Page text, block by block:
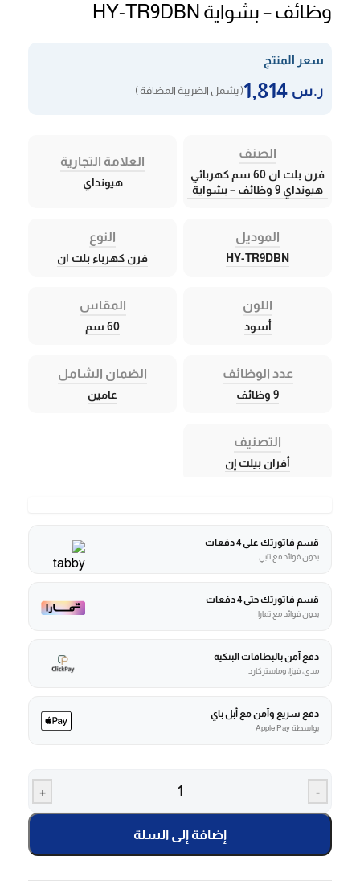
وظائف – بشواية HY-TR9DBN
سعر المنتج
ر.س ( يشمل الضريبة المضافة )
الصنف
فرن بلت ان 60 سم كهربائي
هيونداي 9 وظائف – بشواية
العلامة التجارية
هيونداي
الموديل
HY-TR9DBN
النوع
فرن كهرباء بلت ان
اللون
أسود
المقاس
60 سم
عدد الوظائف
9 وظائف
الضمان الشامل
عامين
التصنيف
أفران بيلت إن
قسم فاتورتك على 4 دفعات
بدون فوائد مع تابي
قسم فاتورتك حتى 4 دفعات
بدون فوائد مع تمارا
دفع آمن بالبطاقات البنكية
مدى، فيزا، وماستركارد
دفع سريع وآمن مع أبل باي
بواسطة Apple Pay
-
+
إضافة إلى السلة